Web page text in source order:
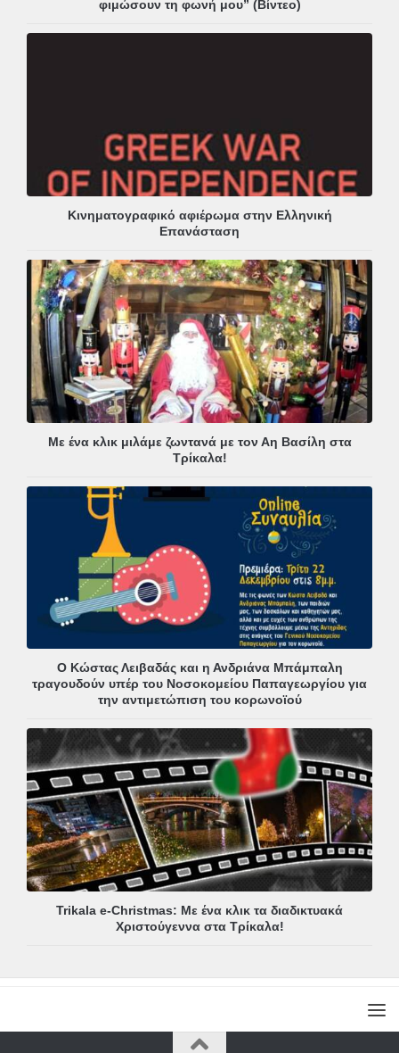
φιμώσουν τη φωνή μου” (Βίντεο)
Κινηματογραφικό αφιέρωμα στην Ελληνική
Επανάσταση
Με ένα κλικ μιλάμε ζωντανά με τον Αη Βασίλη στα
Τρίκαλα!
Ο Κώστας Λειβαδάς και η Ανδριάνα Μπάμπαλη
τραγουδούν υπέρ του Νοσοκομείου Παπαγεωργίου για
την αντιμετώπιση του κορωνοϊού
Trikala e-Christmas: Με ένα κλικ τα διαδικτυακά
Χριστούγεννα στα Τρίκαλα!